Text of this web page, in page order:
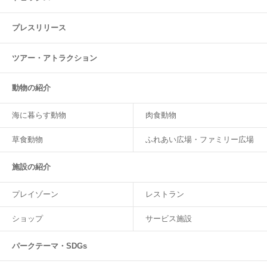
プレスリリース
ツアー・ アトラクション
動物の紹介
海に暮らす動物 肉食動物
草食動物 ふれあい広場・ファミリー広場
施設の紹介
プレイゾーン レストラン
ショップ サービス施設
パークテーマ・SDGs